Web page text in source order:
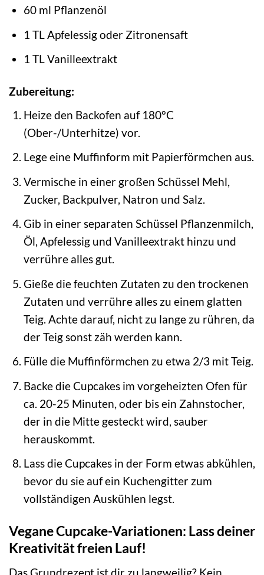
60 ml Pflanzenöl
1 TL Apfelessig oder Zitronensaft
1 TL Vanilleextrakt
Zubereitung:
Heize den Backofen auf 180°C
(Ober-/Unterhitze) vor.
Lege eine Muffinform mit Papierförmchen aus.
Vermische in einer großen Schüssel Mehl,
Zucker, Backpulver, Natron und Salz.
Gib in einer separaten Schüssel Pflanzenmilch,
Öl, Apfelessig und Vanilleextrakt hinzu und
verrühre alles gut.
Gieße die feuchten Zutaten zu den trockenen
Zutaten und verrühre alles zu einem glatten
Teig. Achte darauf, nicht zu lange zu rühren, da
der Teig sonst zäh werden kann.
Fülle die Muffinförmchen zu etwa 2/3 mit Teig.
Backe die Cupcakes im vorgeheizten Ofen für
ca. 20-25 Minuten, oder bis ein Zahnstocher,
der in die Mitte gesteckt wird, sauber
herauskommt.
Lass die Cupcakes in der Form etwas abkühlen,
bevor du sie auf ein Kuchengitter zum
vollständigen Auskühlen legst.
Vegane Cupcake-Variationen: Lass deiner
Kreativität freien Lauf!
Das Grundrezept ist dir zu langweilig? Kein